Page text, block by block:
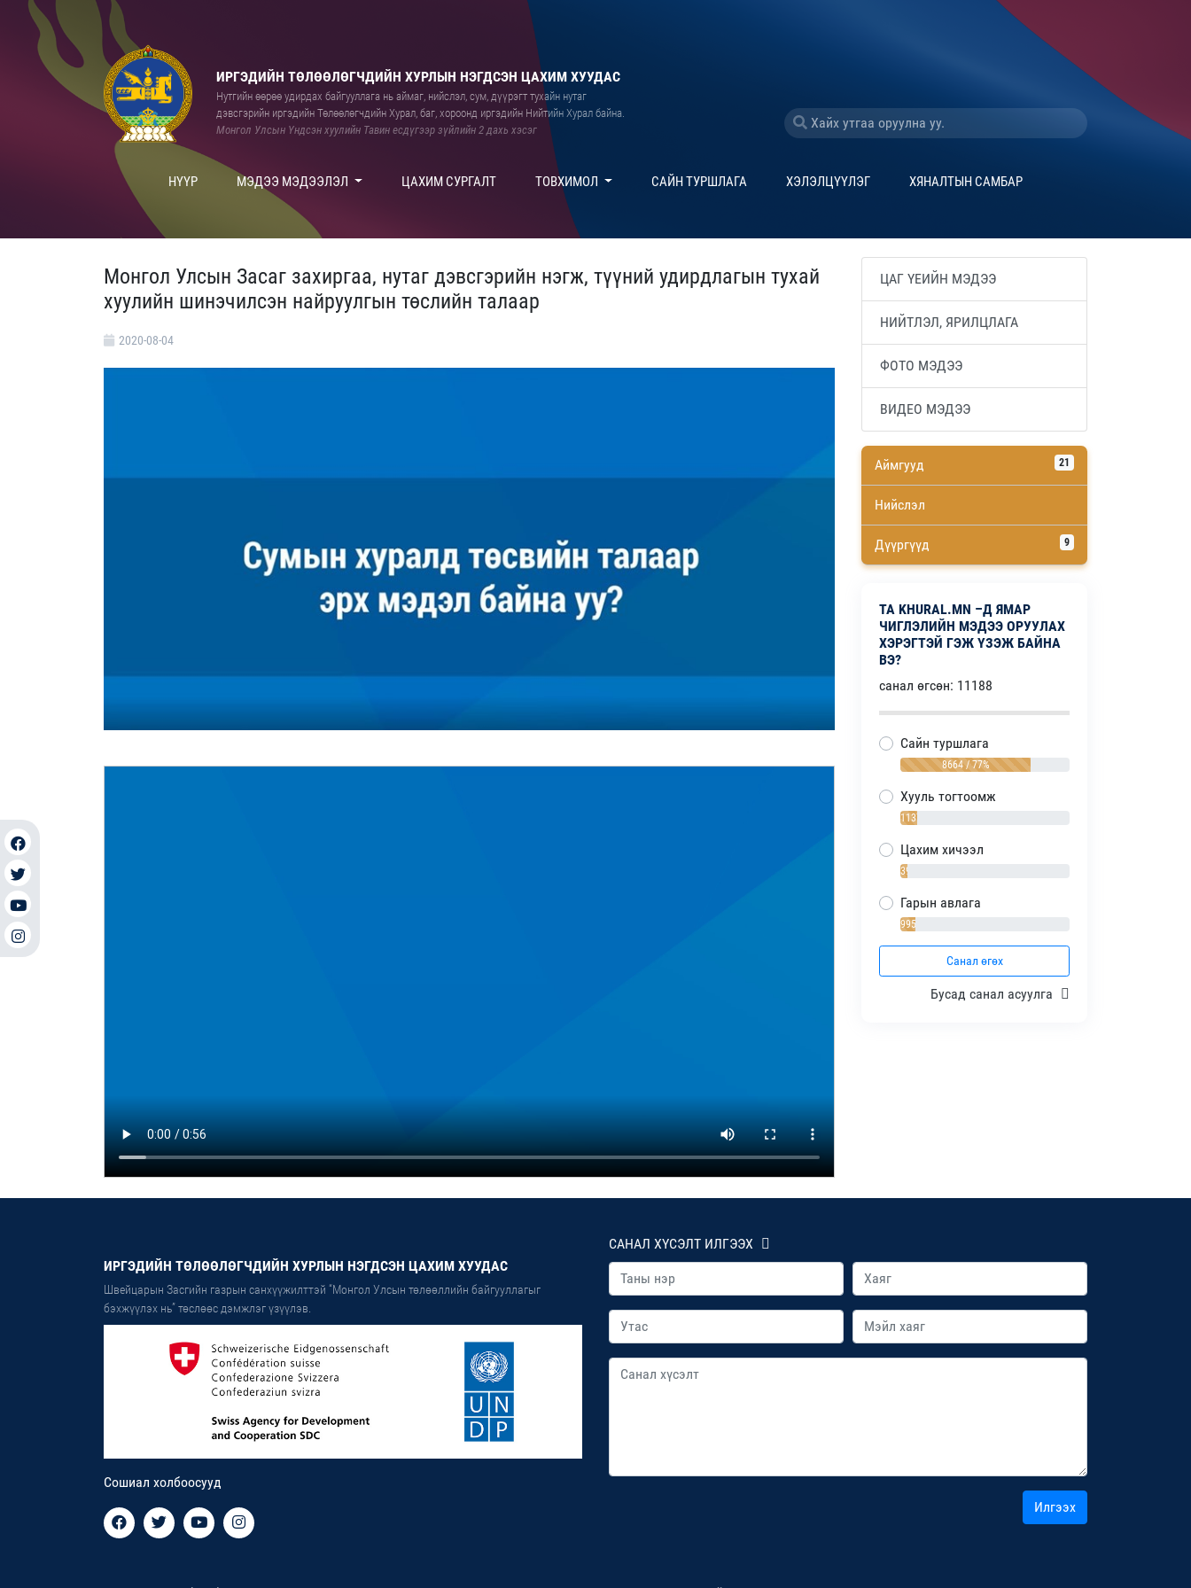
ИРГЭДИЙН ТӨЛӨӨЛӨГЧДИЙН ХУРЛЫН НЭГДСЭН ЦАХИМ ХУУДАС
Нутгийн өөрөө удирдах байгууллага нь аймаг, нийслэл, сум, дүүрэгт тухайн нутаг
дэвсгэрийн иргэдийн Төлөөлөгчдийн Хурал, баг, хороонд иргэдийн Нийтийн Хурал байна.
Монгол Улсын Үндсэн хуулийн Тавин есдүгээр зүйлийн 2 дахь хэсэг
НҮҮР МЭДЭЭ МЭДЭЭЛЭЛ ЦАХИМ СУРГАЛТ ТОВХИМОЛ САЙН ТУРШЛАГА ХЭЛЭЛЦҮҮЛЭГ ХЯНАЛТЫН САМБАР
Монгол Улсын Засаг захиргаа, нутаг дэвсгэрийн нэгж, түүний удирдлагын тухай
хуулийн шинэчилсэн найруулгын төслийн талаар
2020-08-04
ЦАГ ҮЕИЙН МЭДЭЭ
НИЙТЛЭЛ, ЯРИЛЦЛАГА
ФОТО МЭДЭЭ
ВИДЕО МЭДЭЭ
Аймгууд 21
Нийслэл
Дүүргүүд 9
ТА KHURAL.MN –Д ЯМАР
ЧИГЛЭЛИЙН МЭДЭЭ ОРУУЛАХ
ХЭРЭГТЭЙ ГЭЖ ҮЗЭЖ БАЙНА
ВЭ?
санал өгсөн: 11188
Сайн туршлага
8664 / 77%
Хууль тогтоомж
1137 / 10%
Цахим хичээл
392 / 4%
Гарын авлага
995 / 9%
Санал өгөх
Бусад санал асуулга
ИРГЭДИЙН ТӨЛӨӨЛӨГЧДИЙН ХУРЛЫН НЭГДСЭН ЦАХИМ ХУУДАС
Швейцарын Засгийн газрын санхүүжилттэй “Монгол Улсын төлөөллийн байгууллагыг
бэхжүүлэх нь” төслөөс дэмжлэг үзүүлэв.
Сошиал холбоосууд
САНАЛ ХҮСЭЛТ ИЛГЭЭХ
Илгээх